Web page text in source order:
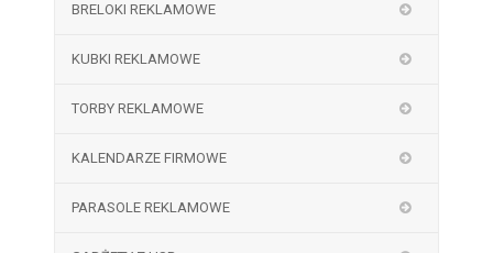
BRELOKI REKLAMOWE
KUBKI REKLAMOWE
TORBY REKLAMOWE
KALENDARZE FIRMOWE
PARASOLE REKLAMOWE